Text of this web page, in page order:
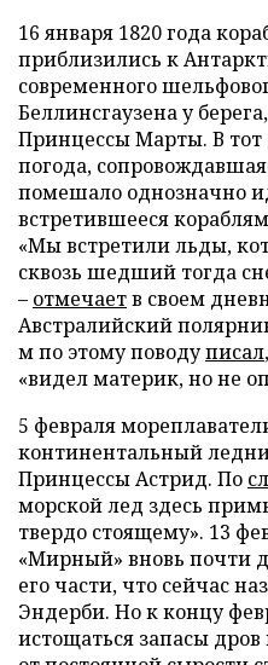
16 января 1820 года
приблизились к
современного
Беллинсгаузена у
Принцессы Марты. В тот
погода,
помешало однозначно
встретившееся
«Мы встретили льды,
сквозь шедший тогда
– отмечаетв своем
Австралийский
м по этому поводуписал
«видел материк, но не
5 февраля
континентальный
Принцессы Астрид. По
морской лед здесь
твердо стоящему». 13
«Мирный» вновь почти
его части, что сейчас
Эндерби. Но к концу
истощаться запасы